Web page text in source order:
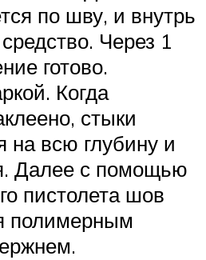
по шву, и внутрь
Через 1
готово.
Когда
стыки
на всю глубину и
Далее с помощью
пистолета шов
полимерным